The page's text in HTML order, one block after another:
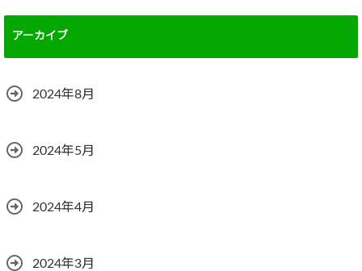
アーカイブ
2024年8月
2024年5月
2024年4月
2024年3月